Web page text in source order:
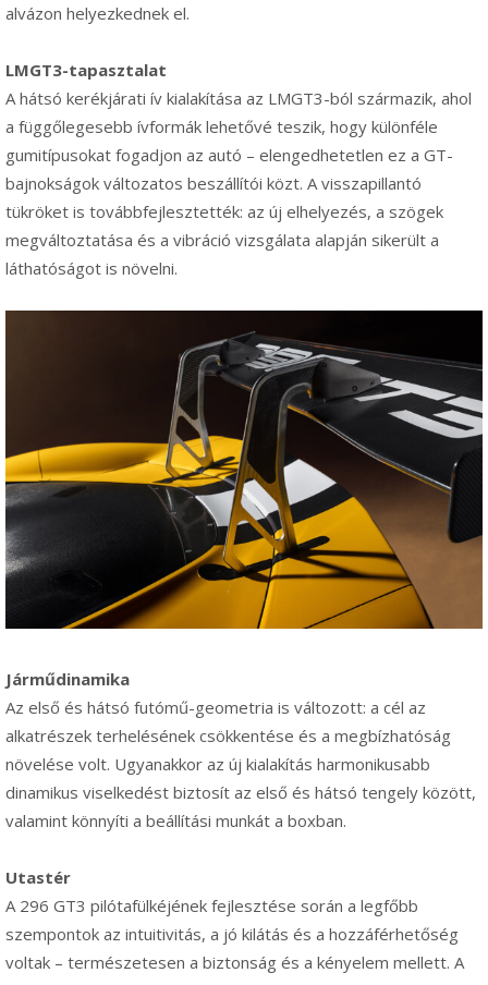
alvázon helyezkednek el.
LMGT3-tapasztalat
A hátsó kerékjárati ív kialakítása az LMGT3-ból származik, ahol
a függőlegesebb ívformák lehetővé teszik, hogy különféle
gumitípusokat fogadjon az autó – elengedhetetlen ez a GT-
bajnokságok változatos beszállítói közt. A visszapillantó
tükröket is továbbfejlesztették: az új elhelyezés, a szögek
megváltoztatása és a vibráció vizsgálata alapján sikerült a
láthatóságot is növelni.
Járműdinamika
Az első és hátsó futómű-geometria is változott: a cél az
alkatrészek terhelésének csökkentése és a megbízhatóság
növelése volt. Ugyanakkor az új kialakítás harmonikusabb
dinamikus viselkedést biztosít az első és hátsó tengely között,
valamint könnyíti a beállítási munkát a boxban.
Utastér
A 296 GT3 pilótafülkéjének fejlesztése során a legfőbb
szempontok az intuitivitás, a jó kilátás és a hozzáférhetőség
voltak – természetesen a biztonság és a kényelem mellett. A